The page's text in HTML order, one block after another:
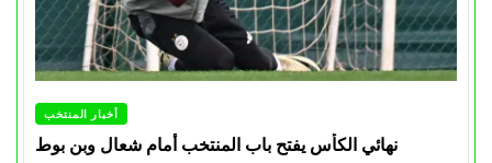
أخبار المنتخب
نهائي الكأس يفتح باب المنتخب أمام شعال وبن بوط